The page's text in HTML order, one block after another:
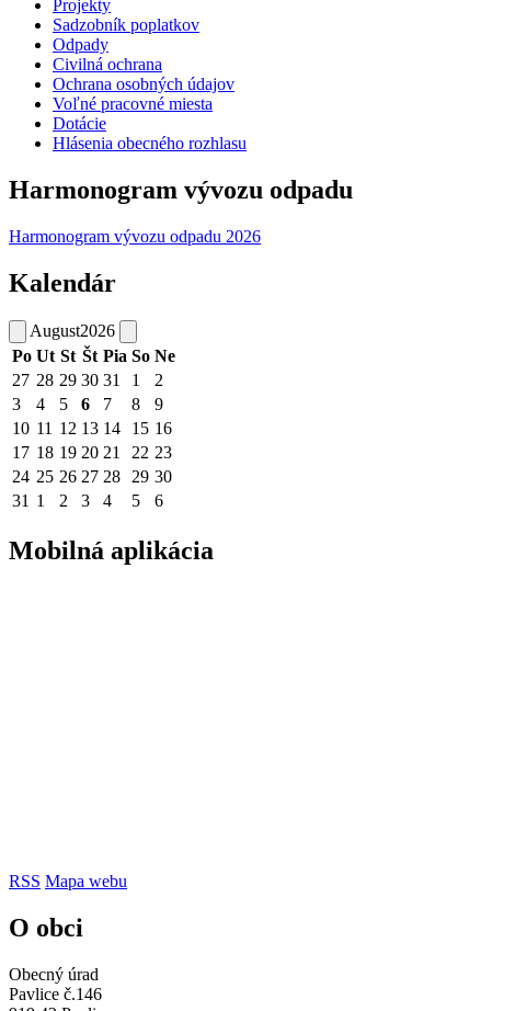
Projekty
Sadzobník poplatkov
Odpady
Civilná ochrana
Ochrana osobných údajov
Voľné pracovné miesta
Dotácie
Hlásenia obecného rozhlasu
Harmonogram vývozu odpadu
Harmonogram vývozu odpadu 2026
Kalendár
August2026
Po Ut St Št Pia So Ne
27 28 29 30 31 1
2
3
4 5 6 7 8
9
10 11 12 13 14 15 16
17 18 19 20 21 22 23
24 25 26 27 28 29 30
31 1 2 3 4 5 6
Mobilná aplikácia
RSS Mapa webu
O obci
Obecný úrad
Pavlice č.146